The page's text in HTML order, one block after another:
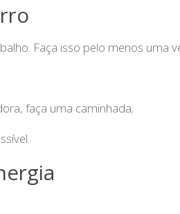
Faça isso pelo menos uma
faça uma caminhada;